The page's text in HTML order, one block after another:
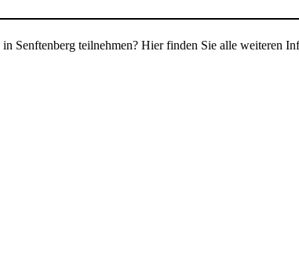
Senftenberg teilnehmen? Hier finden Sie alle weiteren